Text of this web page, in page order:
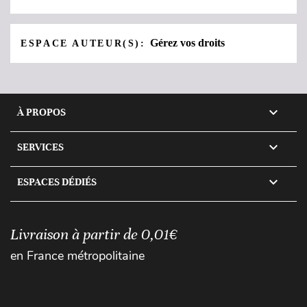
ESPACE AUTEUR(S):Gérez vos droits
À PROPOS 
SERVICES 
ESPACES DÉDIÉS 
Livraison à partir de 0,01€
en France métropolitaine